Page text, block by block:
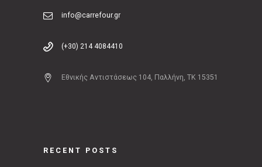
info@carrefour.gr
(+30) 214 4084410
Εθνικής Αντιστάσεως 104, Παλλήνη, ΤΚ 15351
RECENT POSTS